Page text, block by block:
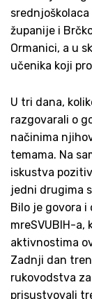
županije i
Ormanici, a u
učenika koji
U tri dana,
razgovarali o
načinima
temama. Na
iskustva
jedni drugima
Bilo je govora
mreSVUBIH-a,
aktivnostima
Zadnji dan
rukovodstva
prisustvovali